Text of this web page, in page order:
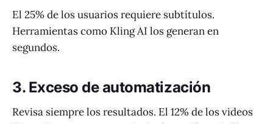
El 25% de los usuarios requiere subtítulos.
Herramientas como Kling AI los generan en
segundos.
3. Exceso de automatización
Revisa siempre los resultados. El 12% de los videos